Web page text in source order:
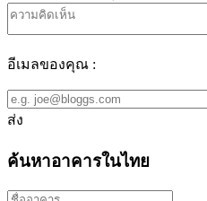
อีเมลของคุณ :
ส่ง
ค้นหาอาคารในไทย